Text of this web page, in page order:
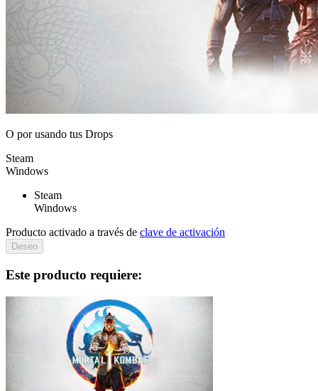
O porusando tus Drops
Steam
Windows
Steam
Windows
Producto activado a través de clave de activación
Deseo
Este producto requiere: